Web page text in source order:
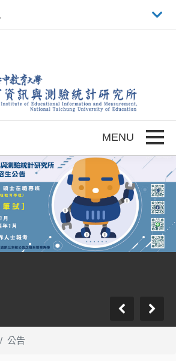
公告